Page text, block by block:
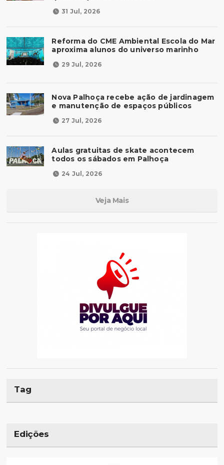
31 Jul, 2026
Reforma do CME Ambiental Escola do Mar
aproxima alunos do universo marinho
29 Jul, 2026
Nova Palhoça recebe ação de jardinagem
e manutenção de espaços públicos
27 Jul, 2026
Aulas gratuitas de skate acontecem
todos os sábados em Palhoça
24 Jul, 2026
Veja Mais
Tag
Edições